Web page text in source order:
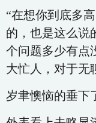
“在想你到底多
的，也是这么说
个问题多少有点
大忙人，对于无
岁聿懊恼的垂下